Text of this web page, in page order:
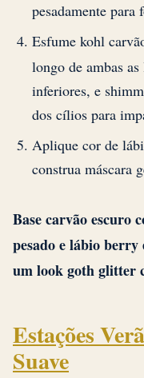
pesadamente para
Esfume kohl
longo de ambas
inferiores, e
dos cílios para
Aplique cor de
construa máscara
Base carvão escuro
pesado e lábio
um look goth glitter
Estações
Suave